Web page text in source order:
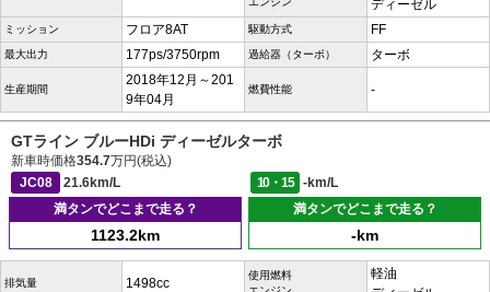
ディーゼル
ミッション フロア8AT 駆動方式 FF
最大出力 177ps/3750rpm 過給器（ターボ） ターボ
生産期間
2018年12月～201
9年04月
燃費性能 -
GTライン ブルーHDi ディーゼルターボ
新車時価格354.7万円(税込)
JC08
21.6km/L 10・15
-km/L
満タンでどこまで走る？
1123.2km
満タンでどこまで走る？
-km
排気量 1498cc
使用燃料
軽油